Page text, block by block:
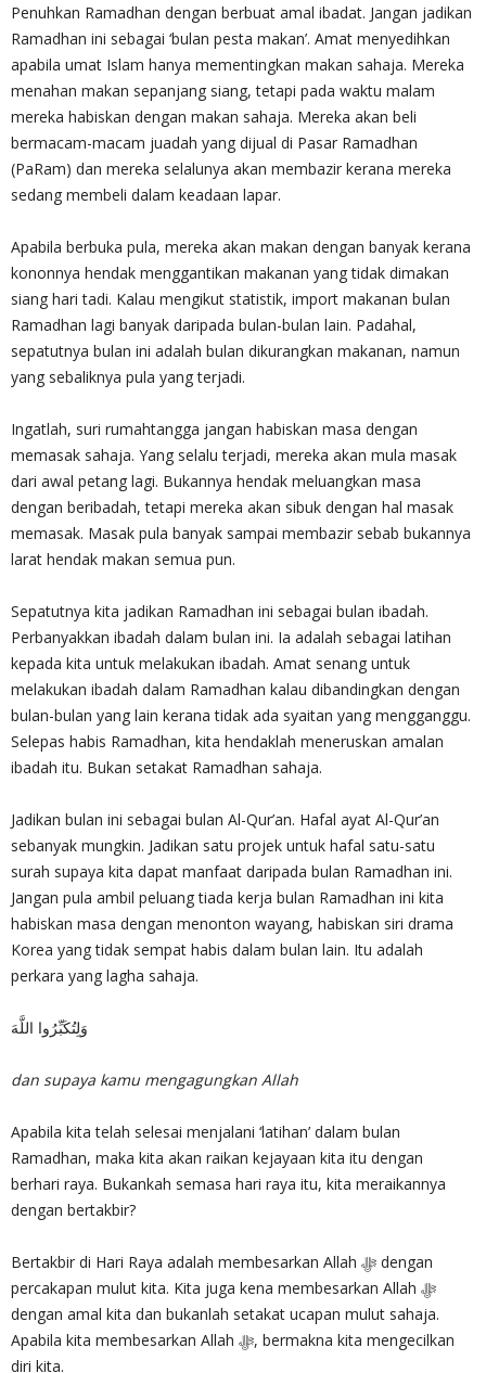
Penuhkan Ramadhan dengan berbuat amal ibadat. Jangan jadikan
Ramadhan ini sebagai ‘bulan pesta makan’. Amat menyedihkan
apabila umat Islam hanya mementingkan makan sahaja. Mereka
menahan makan sepanjang siang, tetapi pada waktu malam
mereka habiskan dengan makan sahaja. Mereka akan beli
bermacam-macam juadah yang dijual di Pasar Ramadhan
(PaRam) dan mereka selalunya akan membazir kerana mereka
sedang membeli dalam keadaan lapar.
Apabila berbuka pula, mereka akan makan dengan banyak kerana
kononnya hendak menggantikan makanan yang tidak dimakan
siang hari tadi. Kalau mengikut statistik, import makanan bulan
Ramadhan lagi banyak daripada bulan-bulan lain. Padahal,
sepatutnya bulan ini adalah bulan dikurangkan makanan, namun
yang sebaliknya pula yang terjadi.
Ingatlah, suri rumahtangga jangan habiskan masa dengan
memasak sahaja. Yang selalu terjadi, mereka akan mula masak
dari awal petang lagi. Bukannya hendak meluangkan masa
dengan beribadah, tetapi mereka akan sibuk dengan hal masak
memasak. Masak pula banyak sampai membazir sebab bukannya
larat hendak makan semua pun.
Sepatutnya kita jadikan Ramadhan ini sebagai bulan ibadah.
Perbanyakkan ibadah dalam bulan ini. Ia adalah sebagai latihan
kepada kita untuk melakukan ibadah. Amat senang untuk
melakukan ibadah dalam Ramadhan kalau dibandingkan dengan
bulan-bulan yang lain kerana tidak ada syaitan yang mengganggu.
Selepas habis Ramadhan, kita hendaklah meneruskan amalan
ibadah itu. Bukan setakat Ramadhan sahaja.
Jadikan bulan ini sebagai bulan Al-Qur’an. Hafal ayat Al-Qur’an
sebanyak mungkin. Jadikan satu projek untuk hafal satu-satu
surah supaya kita dapat manfaat daripada bulan Ramadhan ini.
Jangan pula ambil peluang tiada kerja bulan Ramadhan ini kita
habiskan masa dengan menonton wayang, habiskan siri drama
Korea yang tidak sempat habis dalam bulan lain. Itu adalah
perkara yang lagha sahaja.
وَلِتُكَبِّرُوا اللَّهَ
dan supaya kamu mengagungkan Allah
Apabila kita telah selesai menjalani ‘latihan’ dalam bulan
Ramadhan, maka kita akan raikan kejayaan kita itu dengan
berhari raya. Bukankah semasa hari raya itu, kita meraikannya
dengan bertakbir?
Bertakbir di Hari Raya adalah membesarkan Allah ‎ﷻ dengan
percakapan mulut kita. Kita juga kena membesarkan Allah ‎ﷻ
dengan amal kita dan bukanlah setakat ucapan mulut sahaja.
Apabila kita membesarkan Allah ‎ﷻ, bermakna kita mengecilkan
diri kita.